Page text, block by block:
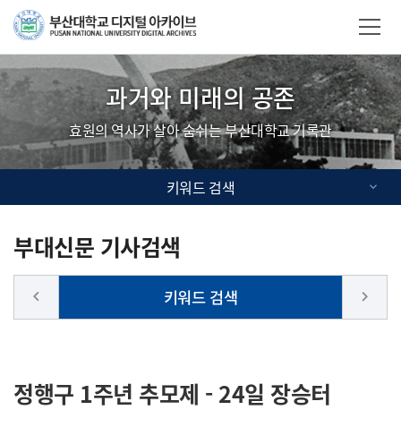
Skip Menu
과거와 미래의 공존
효원의 역사가 살아 숨쉬는 부산대학교 기록관
키워드 검색
부대신문 기사검색
키워드 검색
keyboard_arrow_left keyboard_arrow_right
정행구 1주년 추모제 - 24일 장승터